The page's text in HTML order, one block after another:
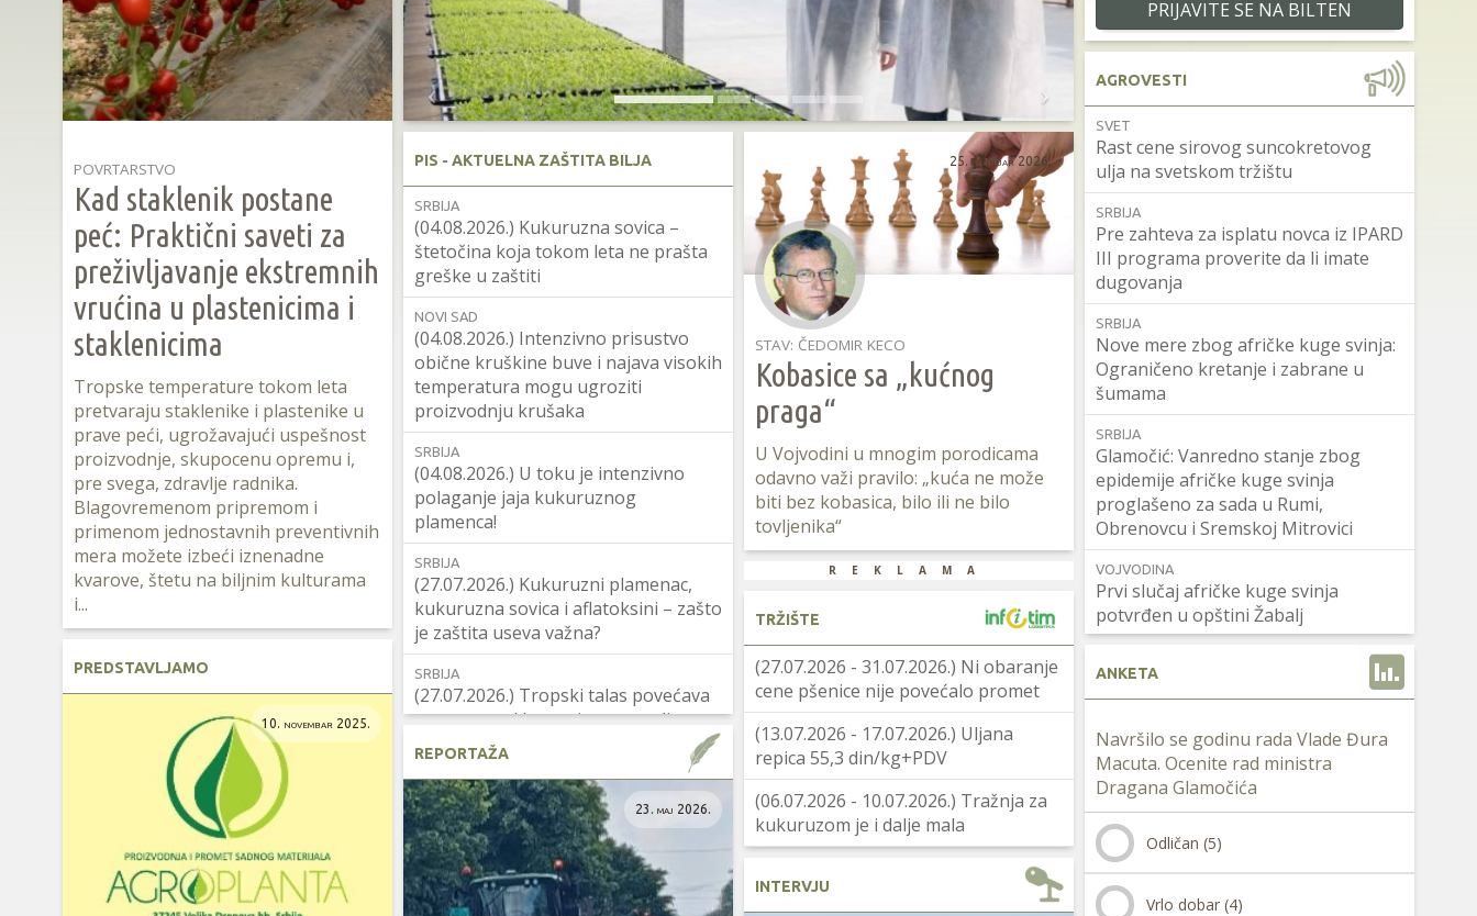
POVRTARSTVO
Kad staklenik postane
peć: Praktični saveti za
preživljavanje ekstremnih
vrućina u plastenicima i
staklenicima
Tropske temperature tokom leta
pretvaraju staklenike i plastenike u
prave peći, ugrožavajući uspešnost
proizvodnje, skupocenu opremu i,
pre svega, zdravlje radnika.
Blagovremenom pripremom i
primenom jednostavnih preventivnih
mera možete izbeći iznenadne
kvarove, štetu na biljnim kulturama
i...
PRIJAVITE SE NA BILTEN
AGROVESTI
SVET
Rast cene sirovog suncokretovog
ulja na svetskom tržištu
SRBIJA
Pre zahteva za isplatu novca iz IPARD
III programa proverite da li imate
dugovanja
SRBIJA
Nove mere zbog afričke kuge svinja:
Ograničeno kretanje i zabrane u
šumama
SRBIJA
Glamočić: Vanredno stanje zbog
epidemije afričke kuge svinja
proglašeno za sada u Rumi,
Obrenovcu i Sremskoj Mitrovici
VOJVODINA
Prvi slučaj afričke kuge svinja
potvrđen u opštini Žabalj
PIS - AKTUELNA ZAŠTITA BILJA
SRBIJA
(04.08.2026.) Kukuruzna sovica –
štetočina koja tokom leta ne prašta
greške u zaštiti
NOVI SAD
(04.08.2026.) Intenzivno prisustvo
obične kruškine buve i najava visokih
temperatura mogu ugroziti
proizvodnju krušaka
SRBIJA
(04.08.2026.) U toku je intenzivno
polaganje jaja kukuruznog
plamenca!
SRBIJA
(27.07.2026.) Kukuruzni plamenac,
kukuruzna sovica i aflatoksini – zašto
je zaštita useva važna?
SRBIJA
(27.07.2026.) Tropski talas povećava
opasnost od krompirovog moljca u
usevima kasnog krompira
STAV: ČEDOMIR KECO
Kobasice sa „kućnog
praga“
25. februar 2026.
U Vojvodini u mnogim porodicama
odavno važi pravilo: „kuća ne može
biti bez kobasica, bilo ili ne bilo
tovljenika“
reklama
TRŽIŠTE
(27.07.2026 - 31.07.2026.) Ni obaranje
cene pšenice nije povećalo promet
(13.07.2026 - 17.07.2026.) Uljana
repica 55,3 din/kg+PDV
(06.07.2026 - 10.07.2026.) Tražnja za
kukuruzom je i dalje mala
PREDSTAVLJAMO
10. novembar 2025.
ANKETA
Navršilo se godinu rada Vlade Đura
Macuta. Ocenite rad ministra
Dragana Glamočića
Odličan (5)
Vrlo dobar (4)
REPORTAŽA
23. maj 2026.
INTERVJU